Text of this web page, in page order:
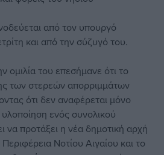
από τον υπουργό
και από την σύζυγό του.
του επεσήμανε ότι το
των στερεών απορριμμάτων
ότι δεν αναφέρεται μόνο
ενός συνολικού
να προτάξει η νέα δημοτική αρχή
Νοτίου Αιγαίου και το